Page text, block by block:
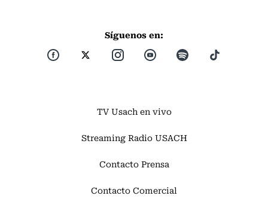
Síguenos en:
TV Usach en vivo
Streaming Radio USACH
Contacto Prensa
Contacto Comercial